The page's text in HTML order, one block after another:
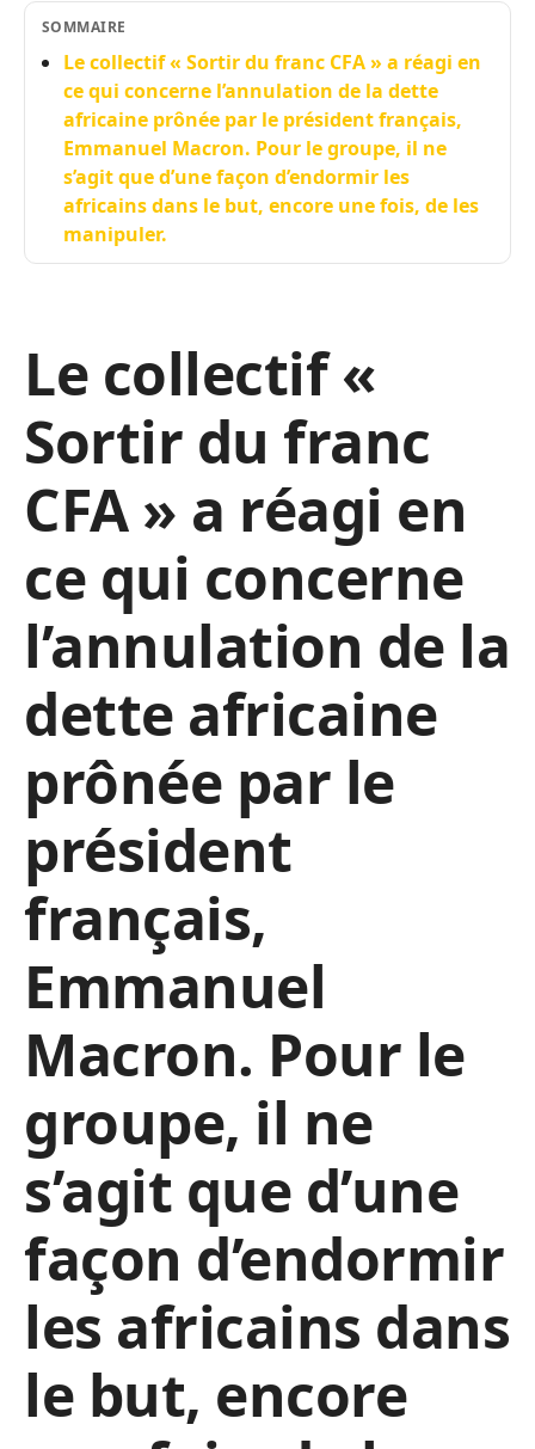
SOMMAIRE
Le collectif « Sortir du franc CFA » a réagi en
ce qui concerne l’annulation de la dette
africaine prônée par le président français,
Emmanuel Macron. Pour le groupe, il ne
s’agit que d’une façon d’endormir les
africains dans le but, encore une fois, de les
manipuler.
Le collectif «
Sortir du franc
CFA » a réagi en
ce qui concerne
l’annulation de la
dette africaine
prônée par le
président
français,
Emmanuel
Macron. Pour le
groupe, il ne
s’agit que d’une
façon d’endormir
les africains dans
le but, encore